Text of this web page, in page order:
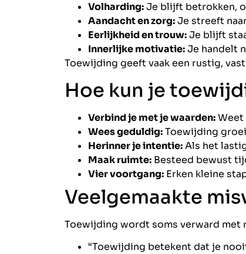
Volharding:Je blijft betrokken,
Aandacht en zorg:Je streeft
Eerlijkheid en trouw:Je blijft
Innerlijke motivatie:Je handelt
Toewijding geeft vaak een rustig,
Hoe kun je
Verbind je met je waarden:Weet
Wees geduldig:Toewijding
Herinner je intentie:Als het
Maak ruimte: Besteed bewust
Vier voortgang: Erken kleine
Veelgemaakte
Toewijding wordt soms verward met
“Toewijding betekent dat je